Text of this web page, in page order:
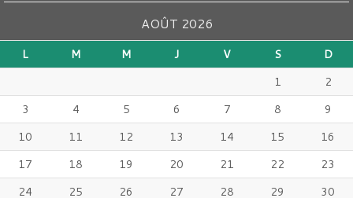
AOÛT 2026
L M M J V S
D
1
2
3
4 5 6 7 8
9
10
11 12 13 14 15
16
17
18 19 20 21 22
23
24
25 26 27 28 29 30